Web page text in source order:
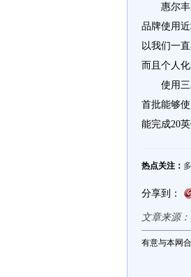
惠尔
品牌使用
以我们一
而且个人
使用
首批能够
能完成20
热点关注：
分享到：
文章来源
有意与本网